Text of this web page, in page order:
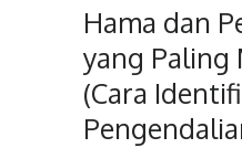
Hama dan
yang Paling
(Cara